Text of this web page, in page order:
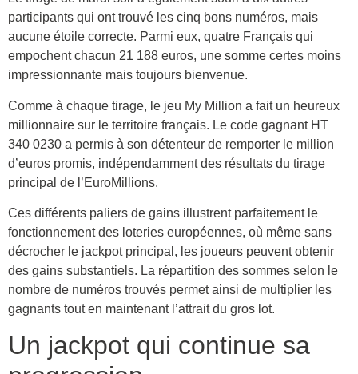
participants qui ont trouvé les cinq bons numéros, mais
aucune étoile correcte. Parmi eux, quatre Français qui
empochent chacun 21 188 euros, une somme certes moins
impressionnante mais toujours bienvenue.
Comme à chaque tirage, le jeu My Million a fait un heureux
millionnaire sur le territoire français. Le code gagnant HT
340 0230 a permis à son détenteur de remporter le million
d’euros promis, indépendamment des résultats du tirage
principal de l’EuroMillions.
Ces différents paliers de gains illustrent parfaitement le
fonctionnement des loteries européennes, où même sans
décrocher le jackpot principal, les joueurs peuvent obtenir
des gains substantiels. La répartition des sommes selon le
nombre de numéros trouvés permet ainsi de multiplier les
gagnants tout en maintenant l’attrait du gros lot.
Un jackpot qui continue sa